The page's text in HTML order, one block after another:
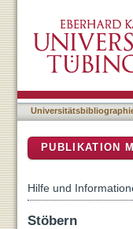
PUBLIKATION
Hilfe und
Stöbern